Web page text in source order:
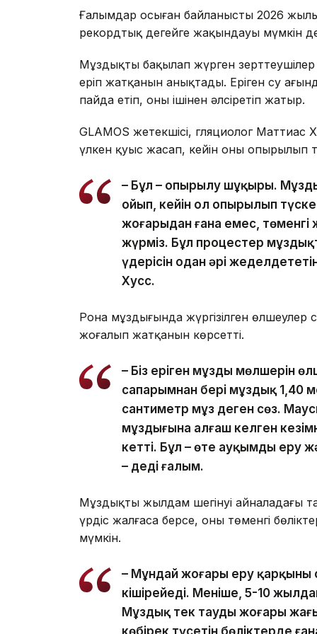
Ғалымдар осыған байланысты 2026
рекордтық деңгейге жақындауы мүмкін
Мұздықты бақылап жүрген зерттеушілер
еріп жатқанын анықтады. Еріген су
пайда етіп, оны ішінен әлсіретіп жатыр.
GLAMOS жетекшісі, гляциолог
үлкен қуыс жасап, кейін оның опырылып
– Бұл – опырылу шұңқыры.
ойып, кейін ол опырылып
жоғарыдан ғана емес, төменгі
жүрміз. Бұл процестер
үдерісін одан әрі
Хусс.
Рона мұздығында жүргізілген
жоғалып жатқанын көрсетті.
– Біз еріген мұздың мөлшерін
сапарымнан бері мұздық 1,40
сантиметр мұз деген сөз.
мұздығына алғаш келген
кетті. Бұл – өте ауқымды еру
– деді ғалым.
Мұздықтың жылдам шегінуі айналадағы
үрдіс жалғаса берсе, оның төменгі
мүмкін.
– Мұндай жоғары еру қарқыны
кішірейеді. Меніңше, 5-10
Мұздық тек таудың жоғары
көбірек түсетін бөліктерде